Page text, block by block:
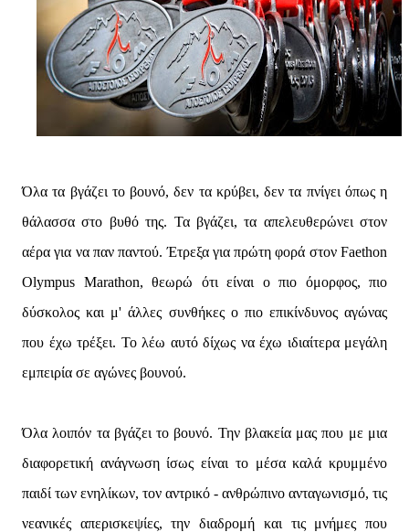
Όλα τα βγάζει το βουνό, δεν τα κρύβει, δεν τα πνίγει όπως η
θάλασσα στο βυθό της. Τα βγάζει, τα απελευθερώνει στον
αέρα για να παν παντού. Έτρεξα για πρώτη φορά στον Faethon
Olympus Marathon, θεωρώ ότι είναι ο πιο όμορφος, πιο
δύσκολος και μ' άλλες συνθήκες ο πιο επικίνδυνος αγώνας
που έχω τρέξει. Το λέω αυτό δίχως να έχω ιδιαίτερα μεγάλη
εμπειρία σε αγώνες βουνού.
Όλα λοιπόν τα βγάζει το βουνό. Την βλακεία μας που με μια
διαφορετική ανάγνωση ίσως είναι το μέσα καλά κρυμμένο
παιδί των ενηλίκων, τον αντρικό - ανθρώπινο ανταγωνισμό, τις
νεανικές απερισκεψίες, την διαδρομή και τις μνήμες που